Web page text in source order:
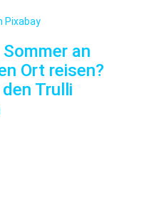
an
Ort reisen?
Trulli